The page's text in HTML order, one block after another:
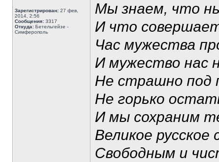
Зарегистрирован: 27 фев,
2014, 2:56
Сообщения: 3317
Откуда: Бетельгейзе -
Симферополь
Мы знаем, что
И что
Час мужества
И мужество нас
Не страшно под
Не горько
И мы сохраним
Великое русское
Свободным и